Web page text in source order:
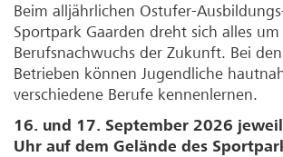
Beim alljährlichen Ostufer-
Sportpark Gaarden dreht sich alles um
Berufsnachwuchs der Zukunft. Bei
Betrieben können Jugendliche
verschiedene Berufe kennenlernen.
16. und 17. September 2026
Uhr auf dem Gelände des